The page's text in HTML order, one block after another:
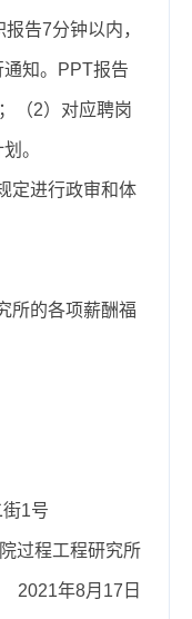
告7分钟以内，
知。PPT报告
（2）对应聘岗
。
定进行政审和体
所的各项薪酬福
1号
过程工程研究所
2021年8月17日